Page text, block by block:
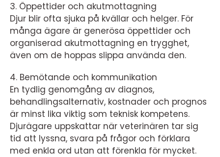
3. Öppettider och akutmottagning
Djur blir ofta sjuka på kvällar och helger. För
många ägare är generösa öppettider och
organiserad akutmottagning en trygghet,
även om de hoppas slippa använda den.
4. Bemötande och kommunikation
En tydlig genomgång av diagnos,
behandlingsalternativ, kostnader och prognos
är minst lika viktig som teknisk kompetens.
Djurägare uppskattar när veterinären tar sig
tid att lyssna, svara på frågor och förklara
med enkla ord utan att förenkla för mycket.